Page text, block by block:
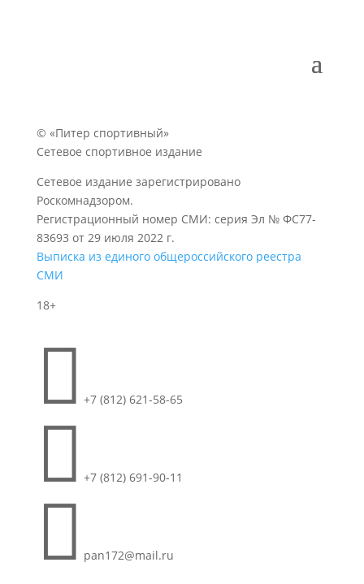
© «Питер спортивный»
Сетевое спортивное издание
Сетевое издание зарегистрировано
Роскомнадзором.
Регистрационный номер СМИ: серия Эл № ФС77-
83693 от 29 июля 2022 г.
Выписка из единого общероссийского реестра
СМИ
18+
 +7 (812) 621-58-65
 +7 (812) 691-90-11
 pan172@mail.ru